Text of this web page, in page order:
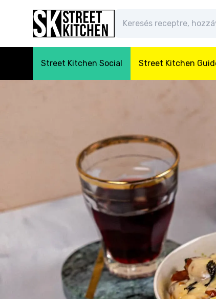
Street Kitchen Social Street Kitchen